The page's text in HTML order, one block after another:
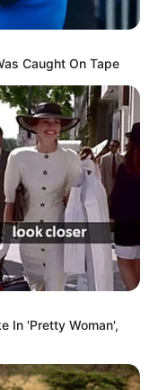
Caught On Tape
In 'Pretty Woman',